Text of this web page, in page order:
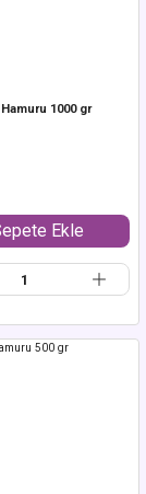
1000 gr
Ekle